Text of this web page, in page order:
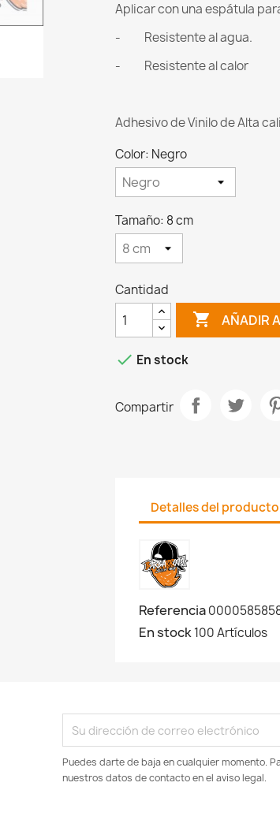
Aplicar con una espátula
- Resistente al agua.
- Resistente al calor
Adhesivo de Vinilo de Alta
Color: Negro
Tamaño: 8 cm
Cantidad
 AÑADIR
 En stock
Compartir
Detalles del producto
Referencia
En stock100 Artículos
Puedes darte de baja en cualquier momento.
nuestros datos de contacto en el aviso legal.